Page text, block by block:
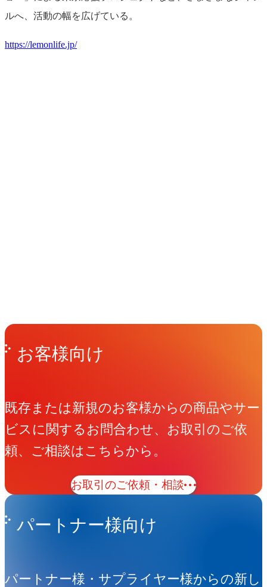
ルへ、活動の幅を広げている。
https://lemonlife.jp/
Get in Touchお問い合わせ
お客様向け
既存または新規のお客様からの商品やサー
ビスに関するお問合わせ、お取引のご依
頼、ご相談はこちらから。
お取引のご依頼・相談
パートナー様向け
パートナー様・サプライヤー様からの新し